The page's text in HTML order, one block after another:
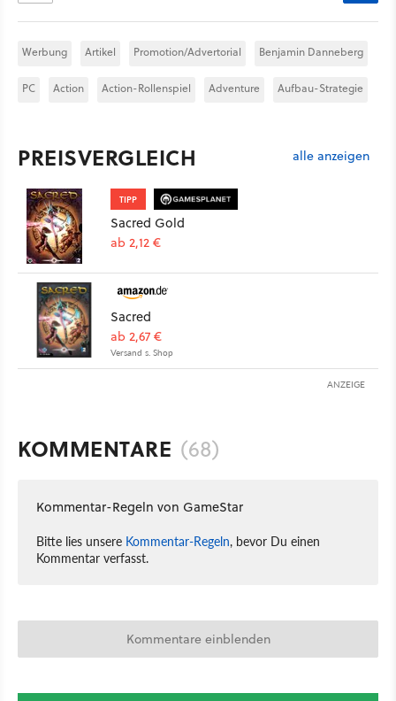
Werbung Artikel Promotion/Advertorial Benjamin Danneberg
PC Action Action-Rollenspiel Adventure Aufbau-Strategie
PREISVERGLEICH alle anzeigen
TIPP
Sacred Gold
ab 2,12 €
Sacred
ab 2,67 €
Versand s. Shop
ANZEIGE
KOMMENTARE (68)
Kommentar-Regeln von GameStar
Bitte lies unsere Kommentar-Regeln, bevor Du einen
Kommentar verfasst.
Kommentare einblenden